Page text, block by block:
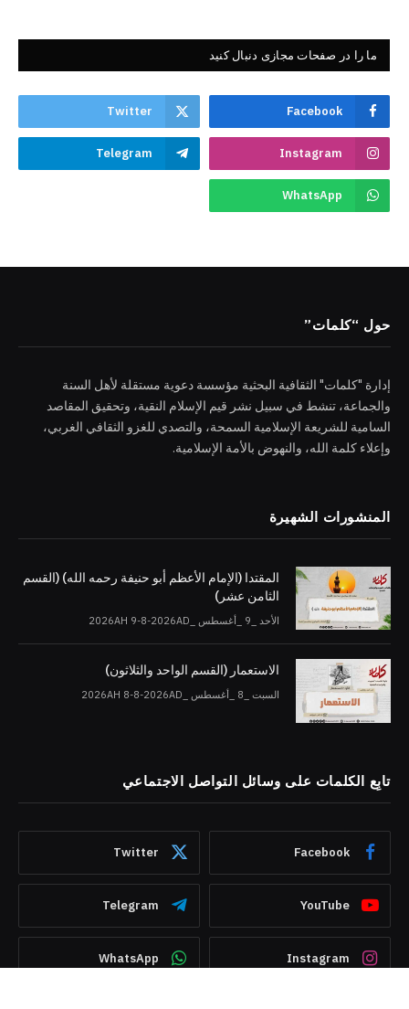
ما را در صفحات مجازی دنبال کنید
Facebook
Twitter
Instagram
Telegram
WhatsApp
حول “كلمات”
إدارة "كلمات" الثقافية البحثية مؤسسة دعوية مستقلة لأهل السنة
والجماعة، تنشط في سبيل نشر قيم الإسلام النقية، وتحقيق المقاصد
السامية للشريعة الإسلامية السمحة، والتصدي للغزو الثقافي الغربي،
وإعلاء كلمة الله، والنهوض بالأمة الإسلامية.
المنشورات الشهيرة
المقتدا (الإمام الأعظم أبو حنيفة رحمه الله) (القسم
الثامن عشر)
الأحد _9 _أغسطس _2026AH 9-8-2026AD
الاستعمار (القسم الواحد والثلاثون)
السبت _8 _أغسطس _2026AH 8-8-2026AD
تابِع الكلمات على وسائل التواصل الاجتماعي
Facebook
Twitter
YouTube
Telegram
Instagram
WhatsApp